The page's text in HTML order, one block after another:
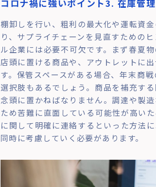
コロナ禍に強いポイント3. 在庫管
棚卸しを行い、粗利の最大化や運転資
り、サプライチェーンを見直すための
ル企業には必要不可欠です。まず春夏
店頭に置ける商品や、アウトレットに
す。保管スペースがある場合、年末商
選択肢もあるでしょう。商品を補充す
念頭に置かねばなりません。調達や製
ため苦難に直面している可能性が高い
に関して明確に連絡するといった方法
同時に考慮していく必要があります。